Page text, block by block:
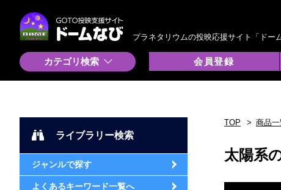
プラネタリウムの投映応援サイト「ドー
カテゴリ検索 会員登録
ライブラリー検索
ジャンルで探す
よくあるキーワード一覧へ
TOP 商品一
太陽系